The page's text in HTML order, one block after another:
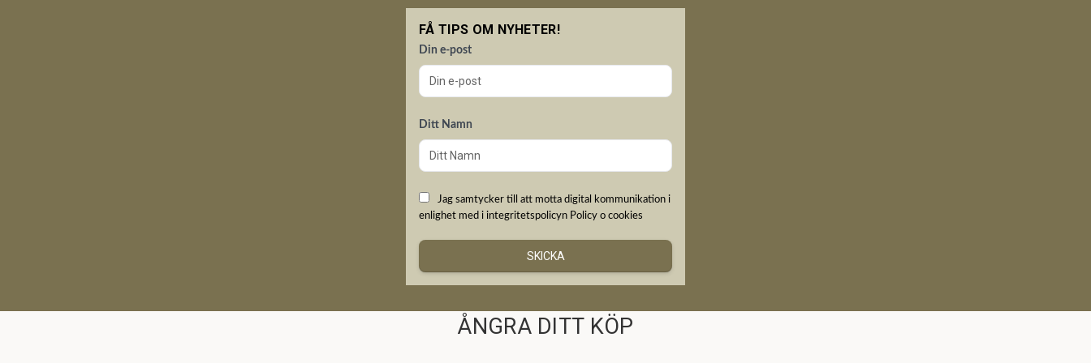
FÅ TIPS OM NYHETER!
Din e-post
Ditt Namn
Jag samtycker till att motta digital kommunikation i
enlighet med i integritetspolicyn Policy o cookies
SKICKA
ÅNGRA DITT KÖP